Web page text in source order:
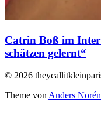
Catrin Boß im
schätzen gelernt“
© 2026
Theme von Anders Norén